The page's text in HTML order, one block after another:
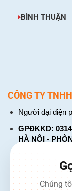
BÌNH THUẬN
CÔNG TY
Người đại diện
GPĐKKD:
HÀ NỘI -
tháng 01 năm
tháng 03 năm
226 Đường
Chúng